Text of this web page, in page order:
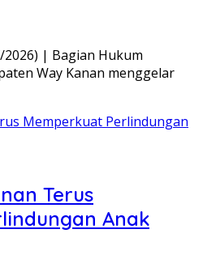
2026) | Bagian Hukum
Way Kanan menggelar
Terus
Anak